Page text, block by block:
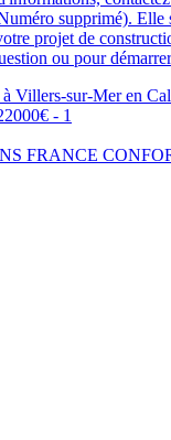
supprimé). Elle
projet de
ou pour